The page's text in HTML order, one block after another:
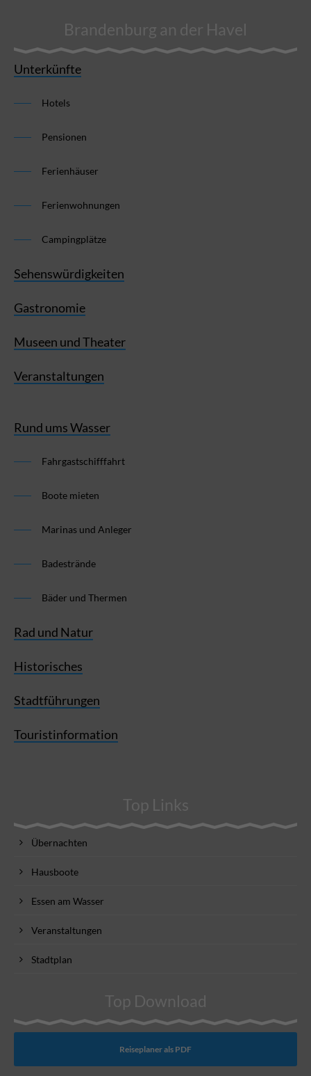
Brandenburg an der Havel
Unterkünfte
Hotels
Pensionen
Ferienhäuser
Ferienwohnungen
Campingplätze
Sehenswürdigkeiten
Gastronomie
Museen und Theater
Veranstaltungen
Rund ums Wasser
Fahrgastschifffahrt
Boote mieten
Marinas und Anleger
Badestrände
Bäder und Thermen
Rad und Natur
Historisches
Stadtführungen
Touristinformation
Top Links
Übernachten
Hausboote
Essen am Wasser
Veranstaltungen
Stadtplan
Top Download
Reiseplaner als PDF